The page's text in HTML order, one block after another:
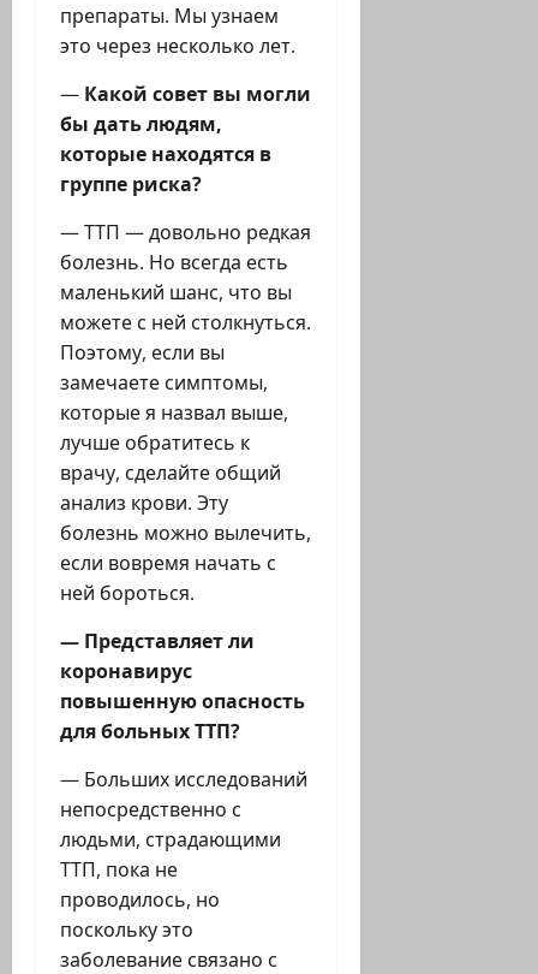
препараты. Мы узнаем
это через несколько лет.
— Какой совет вы могли
бы дать людям,
которые находятся в
группе риска?
— ТТП — довольно редкая
болезнь. Но всегда есть
маленький шанс, что вы
можете с ней столкнуться.
Поэтому, если вы
замечаете симптомы,
которые я назвал выше,
лучше обратитесь к
врачу, сделайте общий
анализ крови. Эту
болезнь можно вылечить,
если вовремя начать с
ней бороться.
— Представляет ли
коронавирус
повышенную опасность
для больных ТТП?
— Больших исследований
непосредственно с
людьми, страдающими
ТТП, пока не
проводилось, но
поскольку это
заболевание связано с